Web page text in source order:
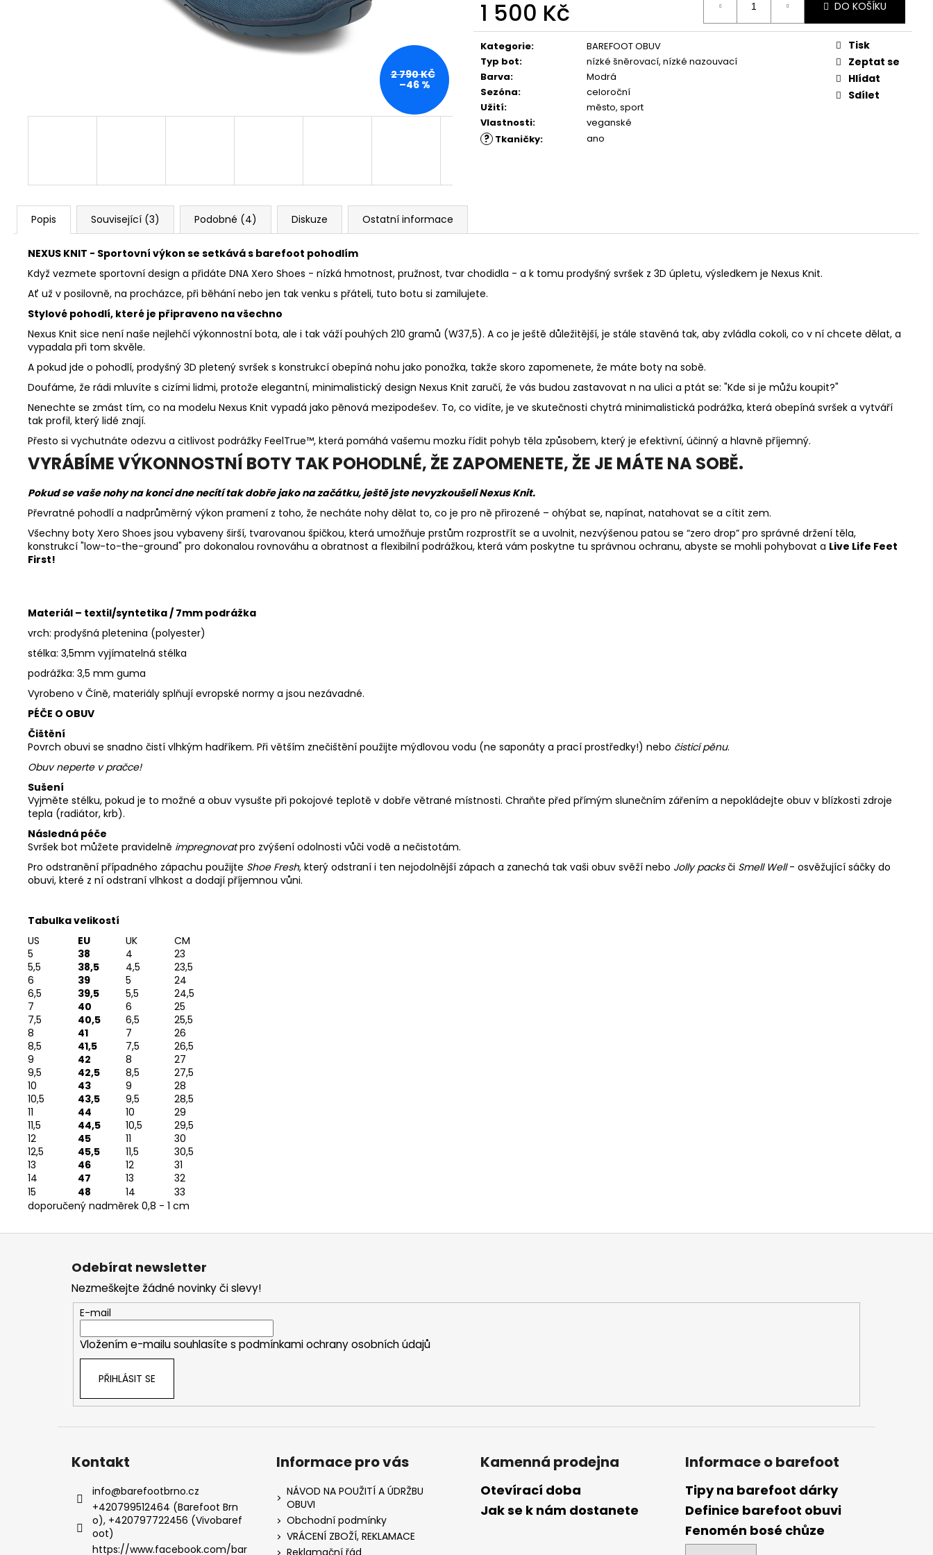
1 500 Kč
Měrná
cena:
DO KOŠÍKU
Kategorie:
BAREFOOT OBUV
Typ bot:
nízké šněrovací, nízké nazouvací
Barva:
Modrá
Sezóna:
celoroční
Užití:
město, sport
Vlastnosti: veganské
? Tkaničky: ano
Tisk
Zeptat se
Hlídat
Sdílet
2 790 KČ
–46 %
Popis Související (3) Podobné (4) Diskuze Ostatní informace
NEXUS KNIT - Sportovní výkon se setkává s barefoot pohodlím
Když vezmete sportovní design a přidáte DNA Xero Shoes - nízká hmotnost, pružnost, tvar chodidla - a k tomu prodyšný svršek z 3D úpletu, výsledkem je Nexus Knit.
Ať už v posilovně, na procházce, při běhání nebo jen tak venku s přáteli, tuto botu si zamilujete.
Stylové pohodlí, které je připraveno na všechno
Nexus Knit sice není naše nejlehčí výkonnostní bota, ale i tak váží pouhých 210 gramů (W37,5). A co je ještě důležitější, je stále stavěná tak, aby zvládla cokoli, co v ní chcete dělat, a
vypadala při tom skvěle.
A pokud jde o pohodlí, prodyšný 3D pletený svršek s konstrukcí obepíná nohu jako ponožka, takže skoro zapomenete, že máte boty na sobě.
Doufáme, že rádi mluvíte s cizími lidmi, protože elegantní, minimalistický design Nexus Knit zaručí, že vás budou zastavovat n na ulici a ptát se: "Kde si je můžu koupit?"
Nenechte se zmást tím, co na modelu Nexus Knit vypadá jako pěnová mezipodešev. To, co vidíte, je ve skutečnosti chytrá minimalistická podrážka, která obepíná svršek a vytváří
tak profil, který lidé znají.
Přesto si vychutnáte odezvu a citlivost podrážky FeelTrue™, která pomáhá vašemu mozku řídit pohyb těla způsobem, který je efektivní, účinný a hlavně příjemný.
VYRÁBÍME VÝKONNOSTNÍ BOTY TAK POHODLNÉ, ŽE ZAPOMENETE, ŽE JE MÁTE NA SOBĚ.
Pokud se vaše nohy na konci dne necítí tak dobře jako na začátku, ještě jste nevyzkoušeli Nexus Knit.
Převratné pohodlí a nadprůměrný výkon pramení z toho, že necháte nohy dělat to, co je pro ně přirozené – ohýbat se, napínat, natahovat se a cítit zem.
Všechny boty Xero Shoes jsou vybaveny širší, tvarovanou špičkou, která umožňuje prstům rozprostřít se a uvolnit, nezvýšenou patou se “zero drop” pro správné držení těla,
konstrukcí "low-to-the-ground" pro dokonalou rovnováhu a obratnost a flexibilní podrážkou, která vám poskytne tu správnou ochranu, abyste se mohli pohybovat a Live Life Feet
First!
Materiál – textil/syntetika / 7mm podrážka
vrch: prodyšná pletenina (polyester)
stélka: 3,5mm vyjímatelná stélka
podrážka: 3,5 mm guma
Vyrobeno v Číně, materiály splňují evropské normy a jsou nezávadné.
PÉČE O OBUV
Čištění
Povrch obuvi se snadno čistí vlhkým hadříkem. Při větším znečištění použijte mýdlovou vodu (ne saponáty a prací prostředky!) nebo čisticí pěnu.
Obuv neperte v pračce!
Sušení
Vyjměte stélku, pokud je to možné a obuv vysušte při pokojové teplotě v dobře větrané místnosti. Chraňte před přímým slunečním zářením a nepokládejte obuv v blízkosti zdroje
tepla (radiátor, krb).
Následná péče
Svršek bot můžete pravidelně impregnovatpro zvýšení odolnosti vůči vodě a nečistotám.
Pro odstranění případného zápachu použijte Shoe Fresh, který odstraní i ten nejodolnější zápach a zanechá tak vaši obuv svěží nebo Jolly packs či Smell Well- osvěžující sáčky do
obuvi, které z ní odstraní vlhkost a dodají příjemnou vůni.
Tabulka velikostí
US
EU UK
CM
5
38 4
23
5,5
38,5 4,5
23,5
6
39 5
24
6,5
39,5 5,5
24,5
7
40 6
25
7,5
40,5 6,5
25,5
8
41 7
26
8,5
41,5 7,5
26,5
9
42 8
27
9,5
42,5 8,5
27,5
10
43 9
28
10,5
43,5 9,5
28,5
11
44 10
29
11,5
44,5 10,5
29,5
12
45 11
30
12,5
45,5 11,5
30,5
13
46 12
31
14
47 13
32
15
48 14
33
doporučený nadměrek 0,8 - 1 cm
89 Kč
219 Kč
Z
Odebírat newsletter
Nezmeškejte žádné novinky či slevy!
E-mail
Vložením e-mailu souhlasíte s podmínkami ochrany osobních údajů
PŘIHLÁSIT SE
Kontakt
info@barefootbrno.cz
+420799512464 (Barefoot Brn
o), +420797722456 (Vivobaref
oot)
https://www.facebook.com/bar
Informace pro vás
NÁVOD NA POUŽITÍ A ÚDRŽBU
OBUVI
Obchodní podmínky
VRÁCENÍ ZBOŽÍ, REKLAMACE
Kamenná prodejna
Otevírací doba
Jak se k nám dostanete
Informace o barefoot
Tipy na barefoot dárky
Definice barefoot obuvi
Fenomén bosé chůze